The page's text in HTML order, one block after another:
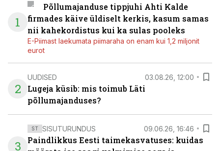
1
Põllumajanduse tippjuhi Ahti Kalde
firmades käive üldiselt kerkis, kasum samas
nii kahekordistus kui ka sulas pooleks
E-Piimast laekumata piimaraha on enam kui 1,2 miljonit
eurot
2
UUDISED 03.08.26, 12:00
Lugeja küsib: mis toimub Läti
põllumajanduses?
3
ST SISUTURUNDUS 09.06.26, 16:46
Paindlikkus Eesti taimekasvatuses: kuidas